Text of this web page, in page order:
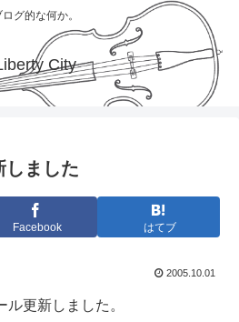
ログ的な何か。
City
しました
Facebook はてブ
2005.10.01
更新しました。